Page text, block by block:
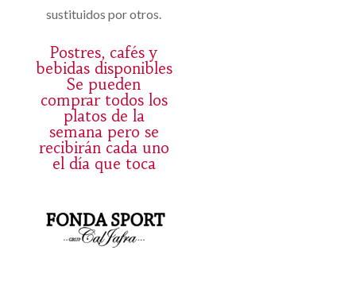
sustituidos por otros.
Postres, cafés y
bebidas disponibles
Se pueden
comprar todos los
platos de la
semana pero se
recibirán cada uno
el día que toca